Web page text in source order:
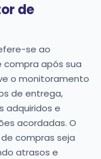
de
se ao
após sua
o monitoramento
de entrega,
adquiridos e
acordadas. O
compras seja
atrasos e